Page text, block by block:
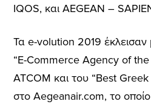
IQOS, και AEGEAN –
Τα e-volution 2019
“E-Commerce Agency of the
ΑΤCOM και του “Best
στο Aegeanair.com, το